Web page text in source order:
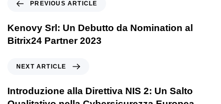
PREVIOUS ARTICLE
Kenovy Srl: Un Debutto da Nomination al
Bitrix24 Partner 2023
NEXT ARTICLE
Introduzione alla Direttiva NIS 2: Un Salto